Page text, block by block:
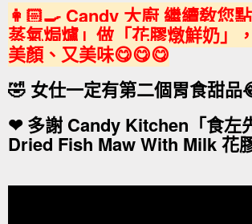
👩🏻‍🍳 Candy 大廚 繼續敎您
蒸氣焗爐」做「花膠燉鮮奶」
美顏、又美味😋😋😋
🤣 女仕一定有第二個胃食甜品
❤ 多謝 Candy Kitchen「食左
Dried Fish Maw With Milk 花